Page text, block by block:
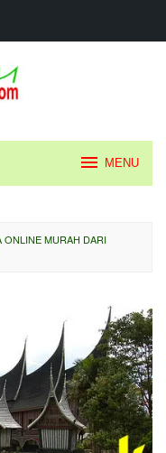
MENU
ONLINE MURAH DARI